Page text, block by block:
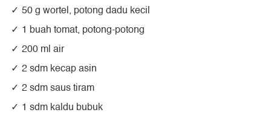
50 g wortel, potong dadu kecil
1 buah tomat, potong-potong
200 ml air
2 sdm kecap asin
2 sdm saus tiram
1 sdm kaldu bubuk